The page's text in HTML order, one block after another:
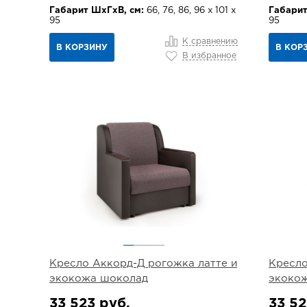
Габарит ШхГхВ, см: 66, 76, 86, 96 х 101 х
95
В КОРЗИНУ
К сравнению
В избранное
95
В
Кресло Аккорд-Д рогожка латте и
экокожа шоколад
33 523 руб. 33